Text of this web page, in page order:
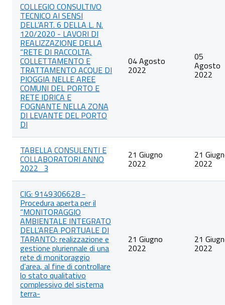
COLLEGIO CONSULTIVO
TECNICO AI SENSI
DELL’ART. 6 DELLA L. N.
120/2020 - LAVORI DI
REALIZZAZIONE DELLA
“RETE DI RACCOLTA,
COLLETTAMENTO E
TRATTAMENTO ACQUE DI
PIOGGIA NELLE AREE
COMUNI DEL PORTO E
RETE IDRICA E
FOGNANTE NELLA ZONA
DI LEVANTE DEL PORTO
DI
04 Agosto
2022
05
Agosto
2022
TABELLA CONSULENTI E
COLLABORATORI ANNO
2022_3
21 Giugno
2022
21
2022
CIG: 9149306628 -
Procedura aperta per il
“MONITORAGGIO
AMBIENTALE INTEGRATO
DELL’AREA PORTUALE DI
TARANTO: realizzazione e
gestione pluriennale di una
rete di monitoraggio
d’area, al fine di controllare
lo stato qualitativo
complessivo del sistema
terra-
21 Giugno
2022
21
2022